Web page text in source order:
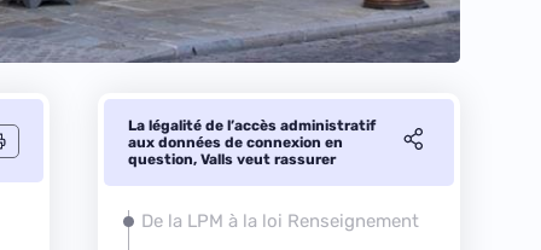
La légalité de l’accès administratif
aux données de connexion en
question, Valls veut rassurer
De la LPM à la loi Renseignement